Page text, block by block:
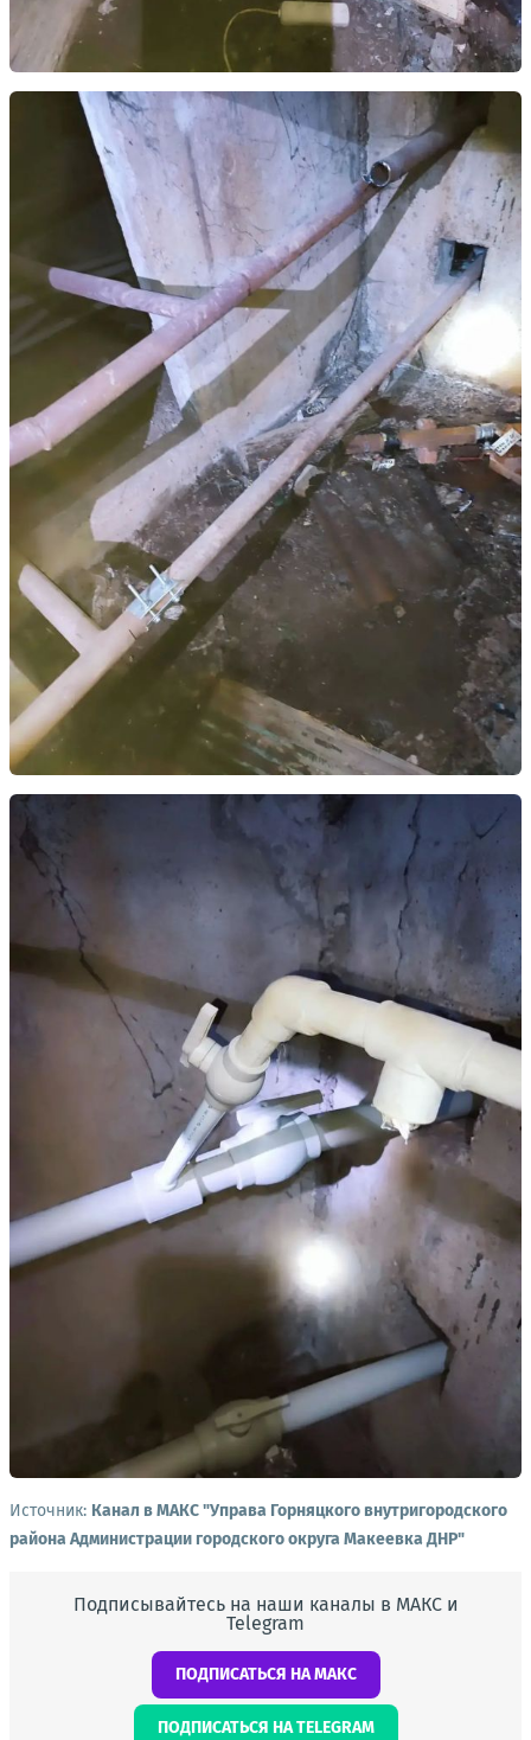
Источник: Канал в МАКС "Управа Горняцкого внутригородского
района Администрации городского округа Макеевка ДНР"
Подписывайтесь на наши каналы в МАКС и
Telegram
ПОДПИСАТЬСЯ НА МАКС
ПОДПИСАТЬСЯ НА TELEGRAM